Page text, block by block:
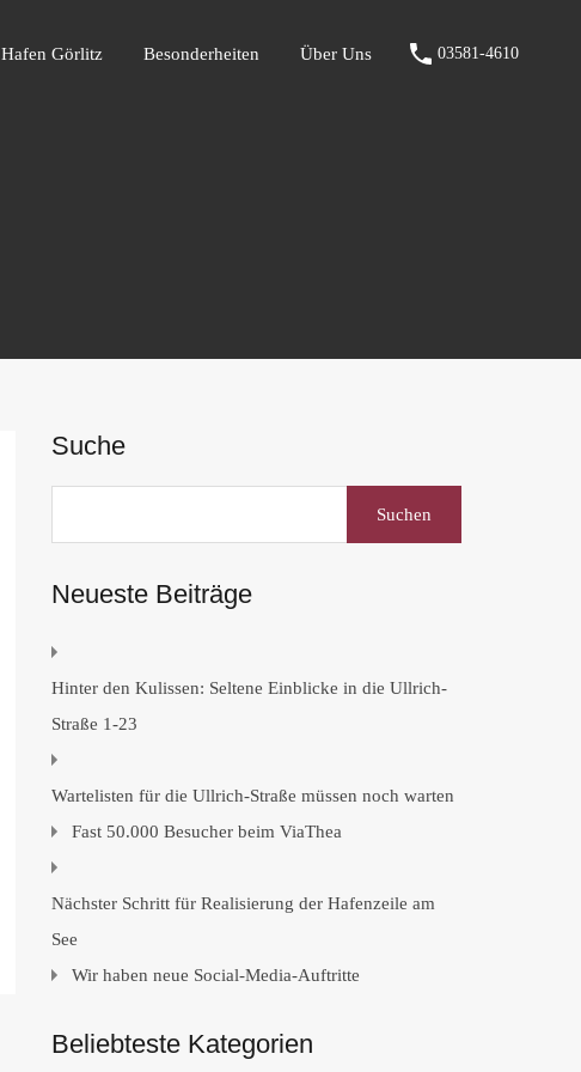
Hafen Görlitz Besonderheiten Über Uns 03581-4610
Hafen Görlitz Besonderheiten Über Uns 03581-4610
Suche
nach:
Neueste Beiträge
Hinter den Kulissen: Seltene Einblicke in die Ullrich-
Straße 1-23
Wartelisten für die Ullrich-Straße müssen noch warten
Fast 50.000 Besucher beim ViaThea
Nächster Schritt für Realisierung der Hafenzeile am
See
Wir haben neue Social-Media-Auftritte
Beliebteste Kategorien